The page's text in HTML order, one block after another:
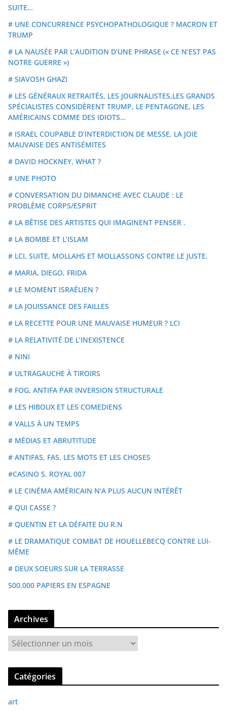
SUITE…
# UNE CONCURRENCE PSYCHOPATHOLOGIQUE ? MACRON ET
TRUMP
# LA NAUSÉE PAR L’AUDITION D’UNE PHRASE (« CE N’EST PAS
NOTRE GUERRE »)
# SIAVOSH GHAZI
# LES GÉNÉRAUX RETRAITÉS, LES JOURNALISTES,LES GRANDS
SPÉCIALISTES CONSIDÈRENT TRUMP, LE PENTAGONE, LES
AMÉRICAINS COMME DES IDIOTS…
# ISRAEL COUPABLE D’INTERDICTION DE MESSE, LA JOIE
MAUVAISE DES ANTISÉMITES
# DAVID HOCKNEY, WHAT ?
# UNE PHOTO
# CONVERSATION DU DIMANCHE AVEC CLAUDE : LE
PROBLÈME CORPS/ESPRIT
# LA BÊTISE DES ARTISTES QUI IMAGINENT PENSER .
# LA BOMBE ET L’ISLAM
# LCI, SUITE, MOLLAHS ET MOLLASSONS CONTRE LE JUSTE.
# MARIA, DIEGO, FRIDA
# LE MOMENT ISRAÉLIEN ?
# LA JOUISSANCE DES FAILLES
# LA RECETTE POUR UNE MAUVAISE HUMEUR ? LCI
# LA RELATIVITÉ DE L’INEXISTENCE
# NINI
# ULTRAGAUCHE À TIROIRS
# FOG, ANTIFA PAR INVERSION STRUCTURALE
# LES HIBOUX ET LES COMEDIENS
# VALLS À UN TEMPS
# MÉDIAS ET ABRUTITUDE
# ANTIFAS, FAS. LES MOTS ET LES CHOSES
#CASINO S. ROYAL 007
# LE CINÉMA AMÉRICAIN N’A PLUS AUCUN INTÉRÊT
# QUI CASSE ?
# QUENTIN ET LA DÉFAITE DU R.N
# LE DRAMATIQUE COMBAT DE HOUELLEBECQ CONTRE LUI-
MÊME
# DEUX SOEURS SUR LA TERRASSE
500.000 PAPIERS EN ESPAGNE
Archives
r
c
v
Catégories
art